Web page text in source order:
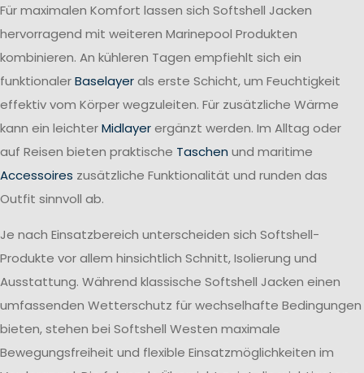
Für maximalen Komfort lassen sich Softshell Jacken
hervorragend mit weiteren Marinepool Produkten
kombinieren. An kühleren Tagen empfiehlt sich ein
funktionalerBaselayerals erste Schicht, um Feuchtigkeit
effektiv vom Körper wegzuleiten. Für zusätzliche Wärme
kann ein leichterMidlayerergänzt werden. Im Alltag oder
auf Reisen bieten praktische Taschen und maritime
Accessoires zusätzliche Funktionalität und runden das
Outfit sinnvoll ab.
Je nach Einsatzbereich unterscheiden sich Softshell-
Produkte vor allem hinsichtlich Schnitt, Isolierung und
Ausstattung. Während klassische Softshell Jacken einen
umfassenden Wetterschutz für wechselhafte Bedingungen
bieten, stehen bei Softshell Westen maximale
Bewegungsfreiheit und flexible Einsatzmöglichkeiten im